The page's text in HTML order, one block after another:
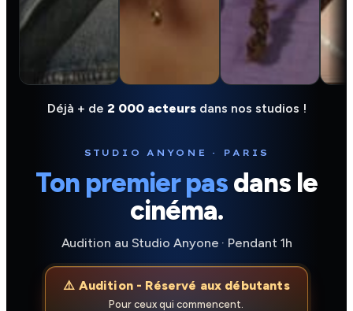
Déjà + de 2 000 acteursdans nos studios !
STUDIO ANYONE · PARIS
Ton premier pasdans le
cinéma.
Audition au Studio Anyone · Pendant 1h
⚠️ Audition - Réservé aux débutants
Pour ceux qui commencent.